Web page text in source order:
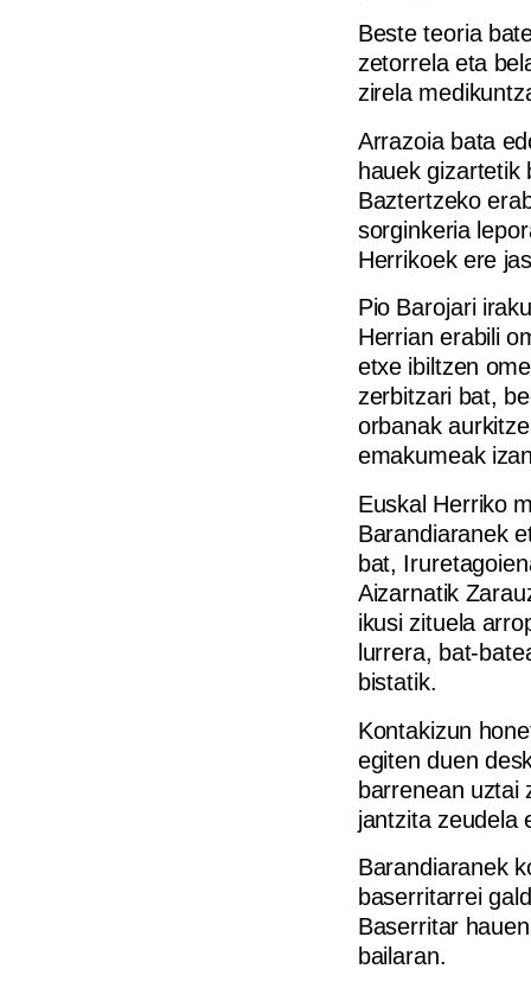
Beste teoria
zetorrela eta
zirela
Arrazoia bata
hauek gizartetik
Baztertzeko
sorginkeria
Herrikoek ere
Pio Barojari
Herrian erabili
etxe ibiltzen
zerbitzari bat,
orbanak
emakumeak
Euskal Herriko
Barandiaranek
bat,
Aizarnatik
ikusi zituela
lurrera, bat-
bistatik.
Kontakizun
egiten duen
barrenean uztai
jantzita zeudela
Barandiaranek
baserritarrei
Baserritar
bailaran.